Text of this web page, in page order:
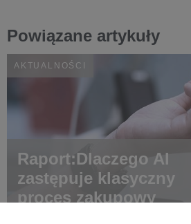
Powiązane artykuły
AKTUALNOŚCI
Raport:Dlaczego AI
zastępuje klasyczny
proces zakupowy